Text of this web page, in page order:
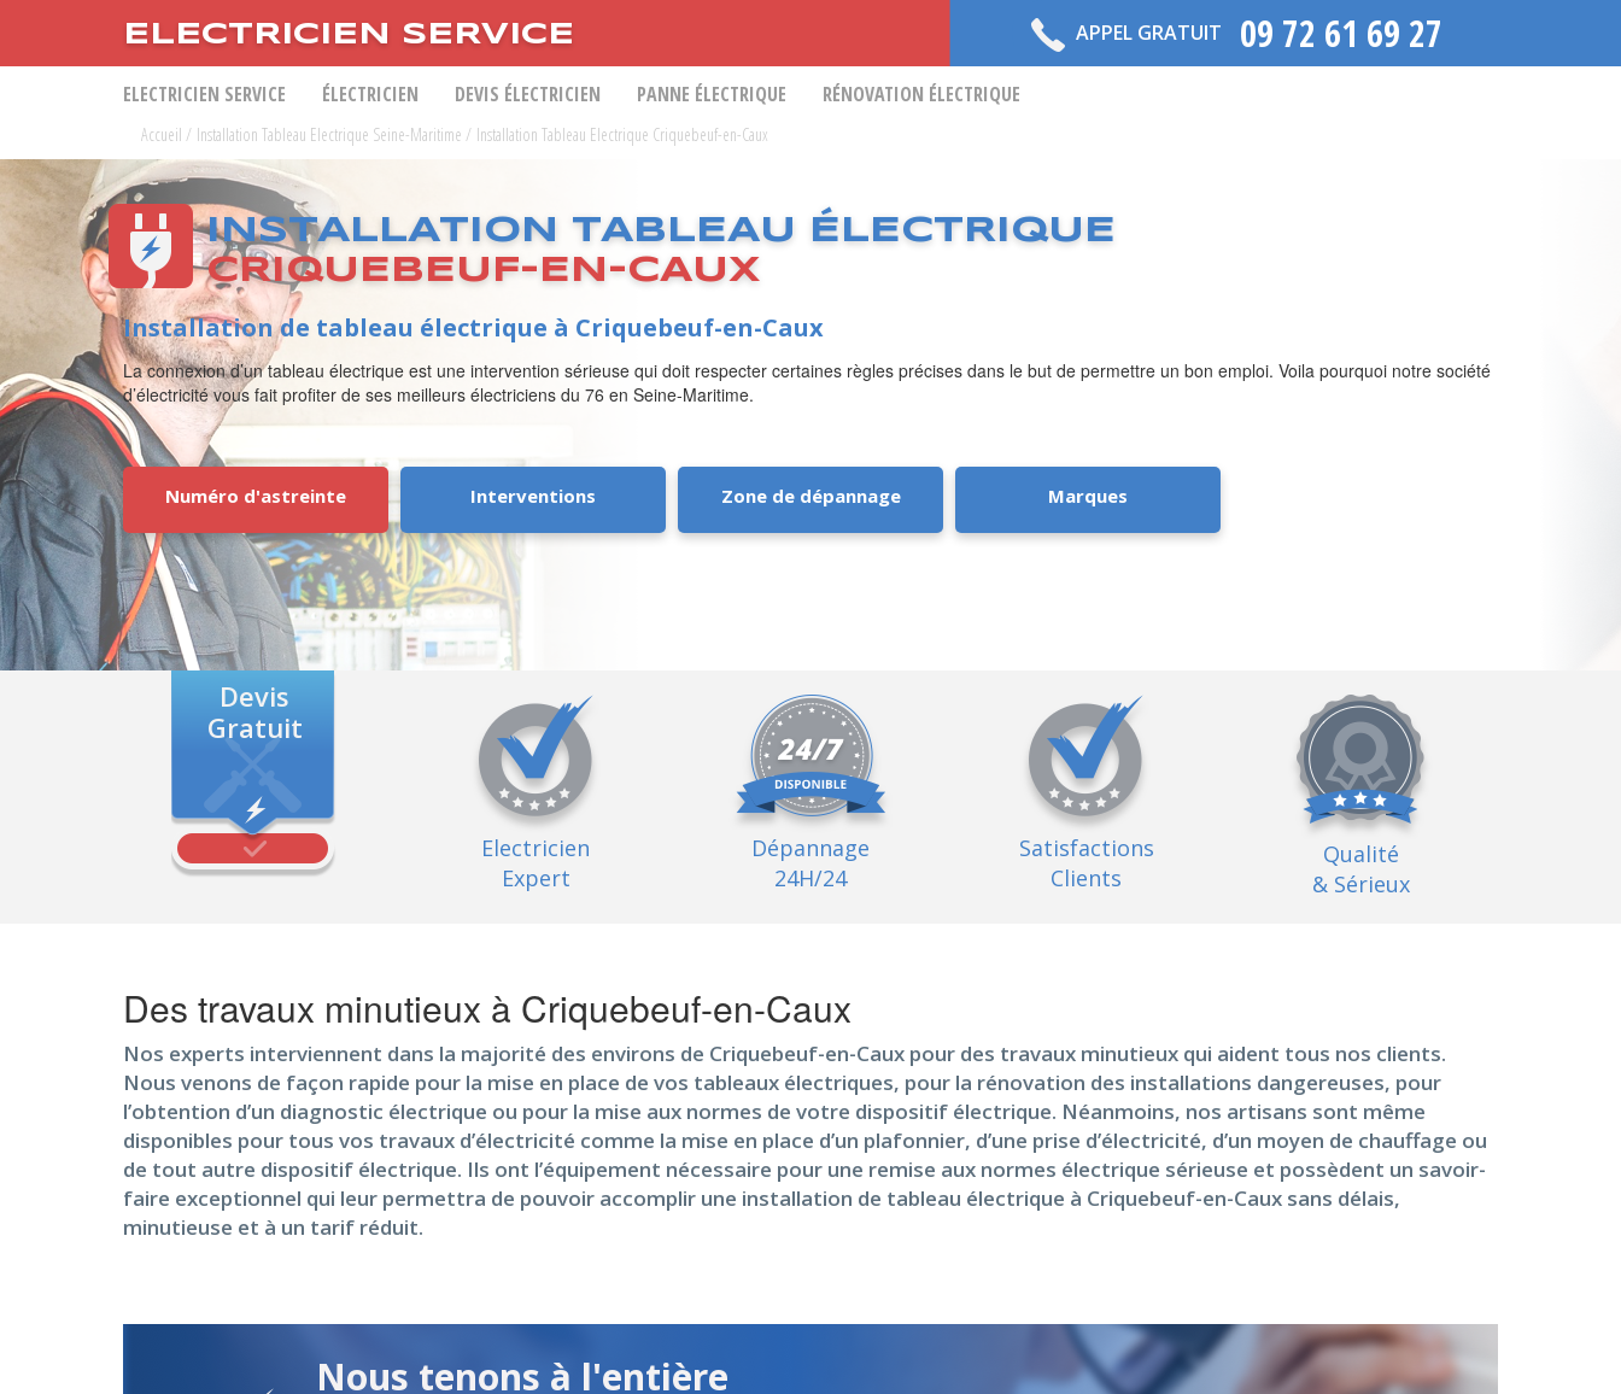
ELECTRICIEN SERVICE APPEL GRATUIT 09 72 61 69 27
ELECTRICIEN SERVICE ÉLECTRICIEN DEVIS ÉLECTRICIEN PANNE ÉLECTRIQUE RÉNOVATION ÉLECTRIQUE
Accueil / Installation Tableau Electrique Seine-Maritime / Installation Tableau Electrique Criquebeuf-en-Caux
INSTALLATION TABLEAU ÉLECTRIQUE
CRIQUEBEUF-EN-CAUX
Installation de tableau électrique à Criquebeuf-en-Caux
La connexion d’un tableau électrique est une intervention sérieuse qui doit respecter certaines règles précises dans le but de permettre un bon emploi. Voila pourquoi notre société
d’électricité vous fait profiter de ses meilleurs électriciens du 76 en Seine-Maritime.
Numéro d'astreinte Interventions Zone de dépannage Marques
Devis
Gratuit
Electricien
Expert
Dépannage
24H/24
Satisfactions
Clients
Qualité
& Sérieux
Des travaux minutieux à Criquebeuf-en-Caux
Nos experts interviennent dans la majorité des environs de Criquebeuf-en-Caux pour des travaux minutieux qui aident tous nos clients.
Nous venons de façon rapide pour la mise en place de vos tableaux électriques, pour la rénovation des installations dangereuses, pour
l’obtention d’un diagnostic électrique ou pour la mise aux normes de votre dispositif électrique. Néanmoins, nos artisans sont même
disponibles pour tous vos travaux d’électricité comme la mise en place d’un plafonnier, d’une prise d’électricité, d’un moyen de chauffage ou
de tout autre dispositif électrique. Ils ont l’équipement nécessaire pour une remise aux normes électrique sérieuse et possèdent un savoir-
faire exceptionnel qui leur permettra de pouvoir accomplir une installation de tableau électrique à Criquebeuf-en-Caux sans délais,
minutieuse et à un tarif réduit.
Nous tenons à l'entière